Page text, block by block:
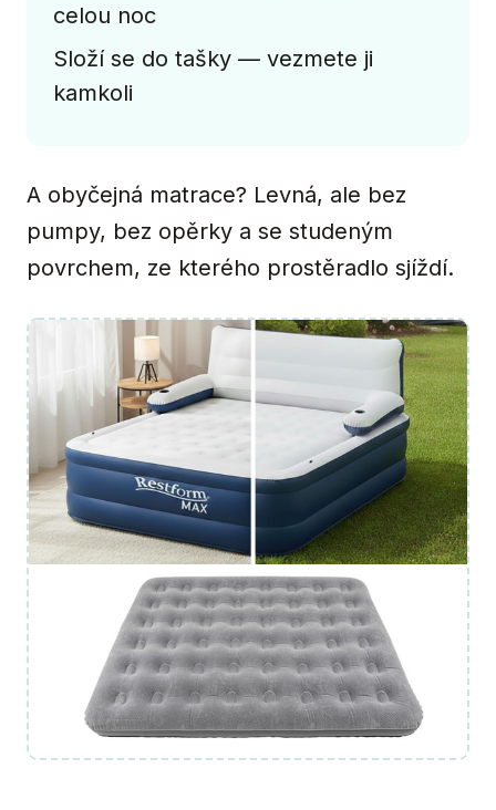
celou noc
Složí se do tašky — vezmete ji
kamkoli
A obyčejná matrace? Levná, ale bez
pumpy, bez opěrky a se studeným
povrchem, ze kterého prostěradlo sjíždí.